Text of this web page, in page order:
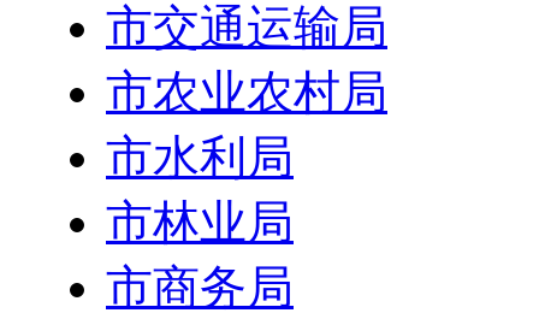
市交通运输局
市农业农村局
市水利局
市林业局
市商务局